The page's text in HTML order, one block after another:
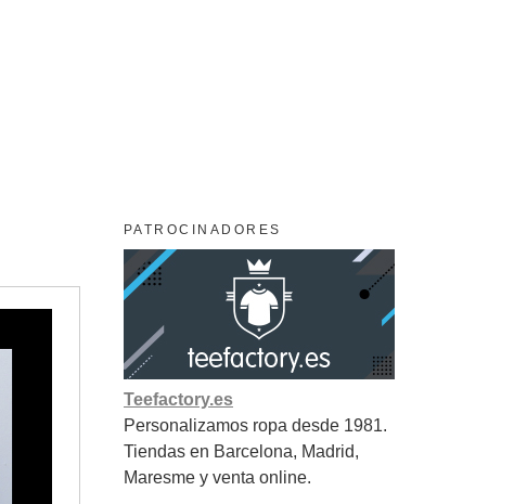
PATROCINADORES
Teefactory.es
Personalizamos ropa desde 1981.
Tiendas en Barcelona, Madrid,
Maresme y venta online.